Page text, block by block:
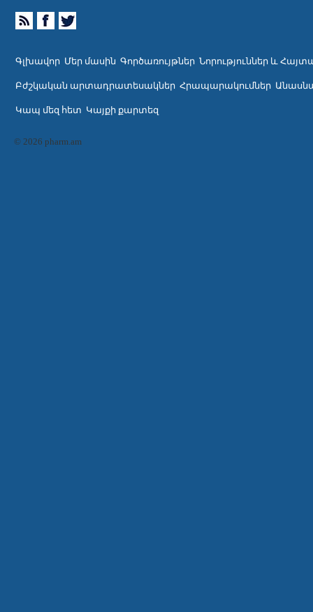
Գլխավոր Մեր մասին Գործառույթներ Նորություններ և
Բժշկական արտադրատեսակներ Հրապարակումներ
Կապ մեզ հետ Կայքի քարտեզ
© 2026 pharm.am